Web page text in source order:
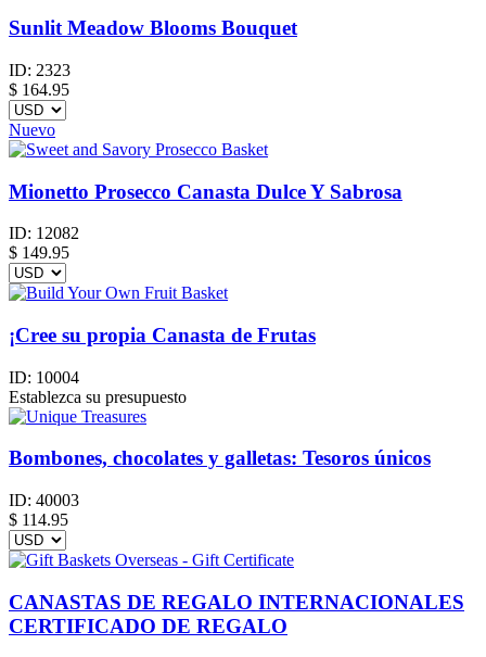
Sunlit Meadow Blooms Bouquet
ID: 2323
$ 164.95
Nuevo
Mionetto Prosecco Canasta Dulce Y Sabrosa
ID: 12082
$ 149.95
¡Cree su propia Canasta de Frutas
ID: 10004
Establezca su presupuesto
Bombones, chocolates y galletas: Tesoros únicos
ID: 40003
$ 114.95
CANASTAS DE REGALO INTERNACIONALES
CERTIFICADO DE REGALO